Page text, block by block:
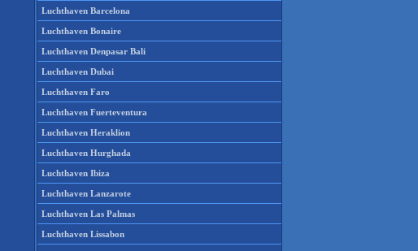
Luchthaven Barcelona
Luchthaven Bonaire
Luchthaven Denpasar Bali
Luchthaven Dubai
Luchthaven Faro
Luchthaven Fuerteventura
Luchthaven Heraklion
Luchthaven Hurghada
Luchthaven Ibiza
Luchthaven Lanzarote
Luchthaven Las Palmas
Luchthaven Lissabon